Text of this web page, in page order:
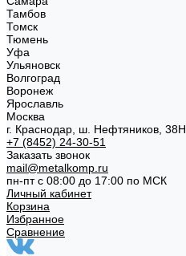
Тамбов
Томск
Тюмень
Уфа
Ульяновск
Волгоград
Воронеж
Ярославль
Москва
г. Краснодар, ш. Нефтяников, 38Н
+7 (8452) 24-30-51
Заказать звонок
mail@metalkomp.ru
пн-пт с 08:00 до 17:00 по МСК
Личный кабинет
Корзина
Избранное
Сравнение